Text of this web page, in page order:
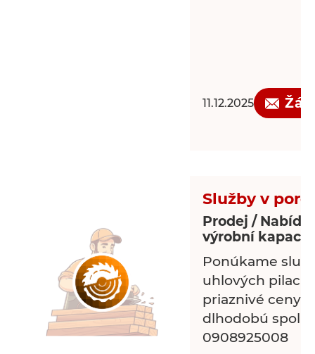
11.12.2025
Služby v
Prodej /
výrobní
Ponúkame
uhlových pilach
priaznivé ceny
dlhodobú
0908925008